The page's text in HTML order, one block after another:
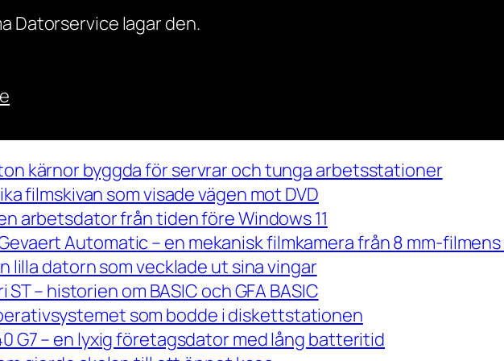
Datorservice lagar den.
kärnor byggda för servrar och tunga arbetsstationer
filmskivan som visade vägen mot DVD
arbetsdator från tiden före Windows 11
Automatic – en mekanisk filmkamera från 8 mm-
lilla datorn som vecklade ut sina vingar
– historien om BASIC och GFA BASIC
som bodde i diskettstationen
G7 – en lyxig företagsdator med lång batteritid